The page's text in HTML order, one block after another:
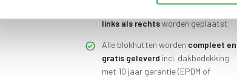
links als rechtsworden geplaatst
Alle blokhutten worden compleet en
gratis geleverd incl. dakbedekking
met 10 jaar garantie (EPDM of